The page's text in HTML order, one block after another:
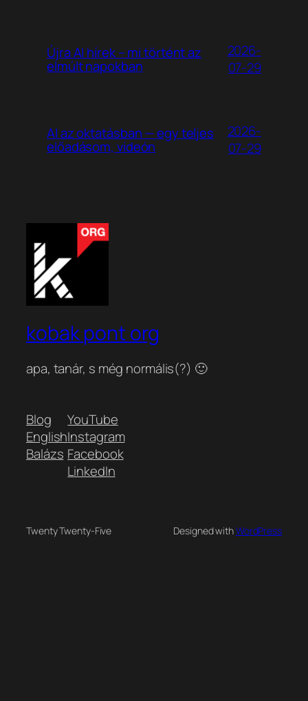
Újra AI hírek – mi történt az
elmúlt napokban
2026-
07-29
AI az oktatásban — egy teljes
előadásom, videón
2026-
07-29
kobak pont org
apa, tanár, s még normális(?) 🙂
Blog
English
Balázs
YouTube
Instagram
Facebook
LinkedIn
Twenty Twenty-Five Designed withWordPress